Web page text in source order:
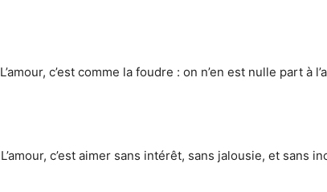
L’amour, c’est comme la foudre : on n’en est nulle part à
L’amour, c’est aimer sans intérêt, sans jalousie, et sans